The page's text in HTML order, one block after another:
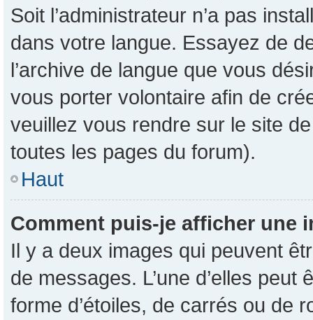
Soit l’administrateur n’a pas
dans votre langue. Essayez de
l’archive de langue que vous
vous porter volontaire afin de
veuillez vous rendre sur le site
toutes les pages du forum).
Haut
Comment puis-je afficher une
Il y a deux images qui peuvent
de messages. L’une d’elles
forme d’étoiles, de carrés ou de